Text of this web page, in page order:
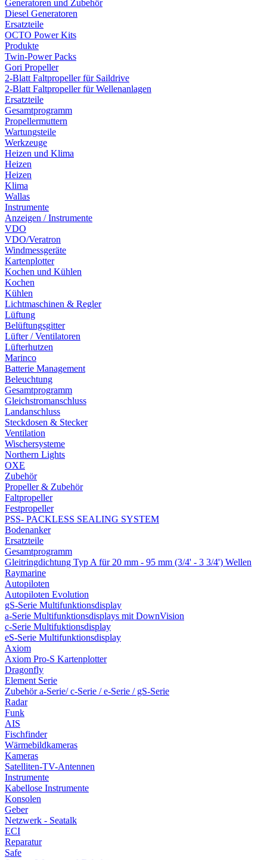
Generatoren und Zubehör
Diesel Generatoren
Ersatzteile
OCTO Power Kits
Produkte
Twin-Power Packs
Gori Propeller
2-Blatt Faltpropeller für Saildrive
2-Blatt Faltpropeller für Wellenanlagen
Ersatzteile
Gesamtprogramm
Propellermuttern
Wartungsteile
Werkzeuge
Heizen und Klima
Heizen
Heizen
Klima
Wallas
Instrumente
Anzeigen / Instrumente
VDO
VDO/Veratron
Windmessgeräte
Kartenplotter
Kochen und Kühlen
Kochen
Kühlen
Lichtmaschinen & Regler
Lüftung
Belüftungsgitter
Lüfter / Ventilatoren
Lüfterhutzen
Marinco
Batterie Management
Beleuchtung
Gesamtprogramm
Gleichstromanschluss
Landanschluss
Steckdosen & Stecker
Ventilation
Wischersysteme
Northern Lights
OXE
Zubehör
Propeller & Zubehör
Faltpropeller
Festpropeller
PSS- PACKLESS SEALING SYSTEM
Bodenanker
Ersatzteile
Gesamtprogramm
Gleitringdichtung Typ A für 20 mm - 95 mm (3/4' - 3 3/4') Wellen
Raymarine
Autopiloten
Autopiloten Evolution
gS-Serie Multifunktionsdisplay
a-Serie Multifunktionsdisplays mit DownVision
c-Serie Multifuktionsdisplay
eS-Serie Multifunktionsdisplay
Axiom
Axiom Pro-S Kartenplotter
Dragonfly
Element Serie
Zubehör a-Serie/ c-Serie / e-Serie / gS-Serie
Radar
Funk
AIS
Fischfinder
Wärmebildkameras
Kameras
Satelliten-TV-Antennen
Instrumente
Kabellose Instrumente
Konsolen
Geber
Netzwerk - Seatalk
ECI
Reparatur
Safe